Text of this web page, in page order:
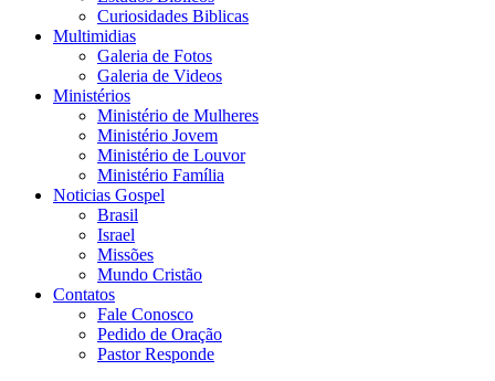
Curiosidades Biblicas
Multimidias
Galeria de Fotos
Galeria de Videos
Ministérios
Ministério de Mulheres
Ministério Jovem
Ministério de Louvor
Ministério Família
Noticias Gospel
Brasil
Israel
Missões
Mundo Cristão
Contatos
Fale Conosco
Pedido de Oração
Pastor Responde